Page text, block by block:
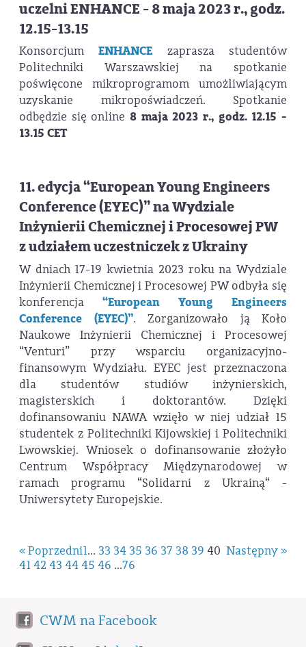
uczelni ENHANCE - 8 maja 2023 r., godz.
12.15-13.15
KonsorcjumENHANCE zaprasza studentów
Politechniki Warszawskiej na spotkanie
poświęcone mikroprogramom umożliwiającym
uzyskanie mikropoświadczeń. Spotkanie
odbędzie się online 8 maja 2023 r., godz. 12.15 -
13.15 CET
11. edycja “European Young Engineers
Conference (EYEC)” na Wydziale
Inżynierii Chemicznej i Procesowej PW
z udziałem uczestniczek z Ukrainy
W dniach 17-19 kwietnia 2023 roku na Wydziale
Inżynierii Chemicznej i Procesowej PW odbyła się
konferencja “European Young Engineers
Conference (EYEC)”. Zorganizowało ją Koło
Naukowe Inżynierii Chemicznej i Procesowej
“Venturi” przy wsparciu organizacyjno-
finansowym Wydziału. EYEC jest przeznaczona
dla studentów studiów inżynierskich,
magisterskich i doktorantów. Dzięki
dofinansowaniu NAWA wzięło w niej udział 15
studentek z Politechniki Kijowskiej i Politechniki
Lwowskiej. Wniosek o dofinansowanie złożyło
Centrum Współpracy Międzynarodowej w
ramach programu “Solidarni z Ukrainą“ -
Uniwersytety Europejskie.
« Poprzedni Następny »
1... 33 34 35 36 37 38 39 40
41 42 43 44 45 46 ...76
CWM na Facebook